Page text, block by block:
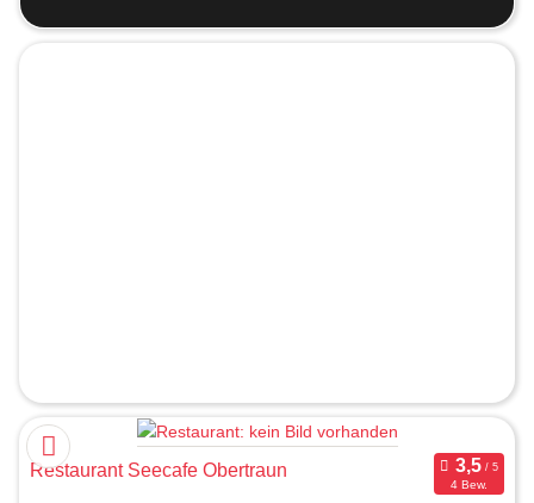
Restaurant Seecafe Obertraun
4 Bew.